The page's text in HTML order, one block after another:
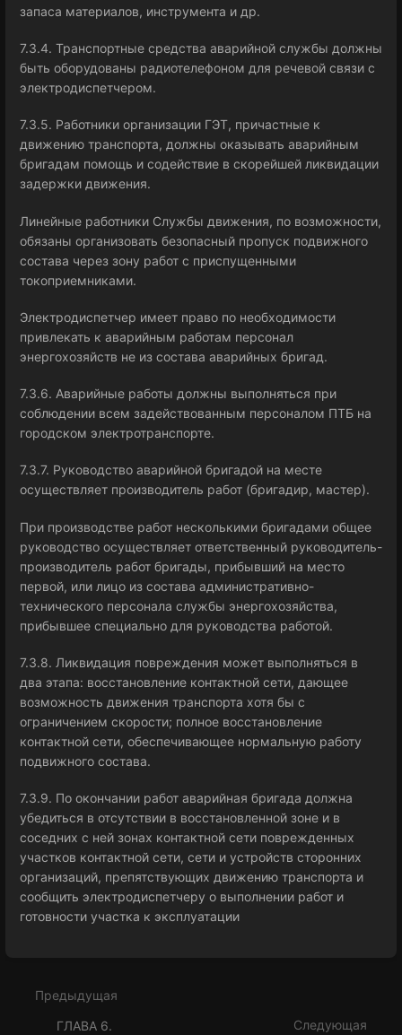
запаса материалов, инструмента и др.
7.3.4. Транспортные средства аварийной службы должны
быть оборудованы радиотелефоном для речевой связи с
электродиспетчером.
7.3.5. Работники организации ГЭТ, причастные к
движению транспорта, должны оказывать аварийным
бригадам помощь и содействие в скорейшей ликвидации
задержки движения.
Линейные работники Службы движения, по возможности,
обязаны организовать безопасный пропуск подвижного
состава через зону работ с приспущенными
токоприемниками.
Электродиспетчер имеет право по необходимости
привлекать к аварийным работам персонал
энергохозяйств не из состава аварийных бригад.
7.3.6. Аварийные работы должны выполняться при
соблюдении всем задействованным персоналом ПТБ на
городском электротранспорте.
7.3.7. Руководство аварийной бригадой на месте
осуществляет производитель работ (бригадир, мастер).
При производстве работ несколькими бригадами общее
руководство осуществляет ответственный руководитель-
производитель работ бригады, прибывший на место
первой, или лицо из состава административно-
технического персонала службы энергохозяйства,
прибывшее специально для руководства работой.
7.3.8. Ликвидация повреждения может выполняться в
два этапа: восстановление контактной сети, дающее
возможность движения транспорта хотя бы с
ограничением скорости; полное восстановление
контактной сети, обеспечивающее нормальную работу
подвижного состава.
7.3.9. По окончании работ аварийная бригада должна
убедиться в отсутствии в восстановленной зоне и в
соседних с ней зонах контактной сети поврежденных
участков контактной сети, сети и устройств сторонних
организаций, препятствующих движению транспорта и
сообщить электродиспетчеру о выполнении работ и
готовности участка к эксплуатации
выбора
Предыдущая
ГЛАВА 6.
Следующая